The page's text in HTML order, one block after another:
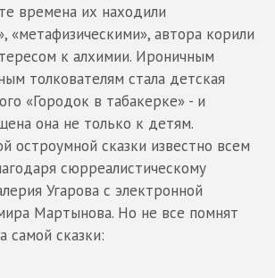
времена их находили
«метафизическими», автора корили
к алхимии. Ироничным
толкователям стала детская
«Городок в табакерке» - и
она не только к детям.
остроумной сказки известно всем
сюрреалистическому
Угарова с электронной
Мартынова. Но не все помнят
самой сказки: